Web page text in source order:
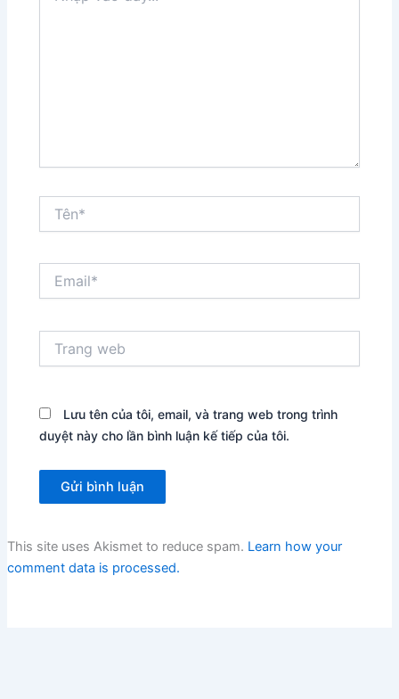
web
Lưu tên của tôi, email, và trang web trong trình
duyệt này cho lần bình luận kế tiếp của tôi.
This site uses Akismet to reduce spam. Learn how your
comment data is processed.